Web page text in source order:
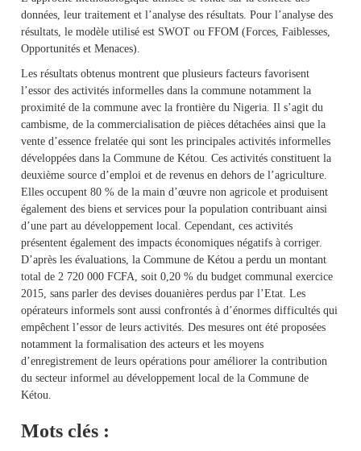
données, leur traitement et l’analyse des résultats. Pour l’analyse des
résultats, le modèle utilisé est SWOT ou FFOM (Forces, Faiblesses,
Opportunités et Menaces).
Les résultats obtenus montrent que plusieurs facteurs favorisent
l’essor des activités informelles dans la commune notamment la
proximité de la commune avec la frontière du Nigeria. Il s’agit du
cambisme, de la commercialisation de pièces détachées ainsi que la
vente d’essence frelatée qui sont les principales activités informelles
développées dans la Commune de Kétou. Ces activités constituent la
deuxième source d’emploi et de revenus en dehors de l’agriculture.
Elles occupent 80 % de la main d’œuvre non agricole et produisent
également des biens et services pour la population contribuant ainsi
d’une part au développement local. Cependant, ces activités
présentent également des impacts économiques négatifs à corriger.
D’après les évaluations, la Commune de Kétou a perdu un montant
total de 2 720 000 FCFA, soit 0,20 % du budget communal exercice
2015, sans parler des devises douanières perdus par l’Etat. Les
opérateurs informels sont aussi confrontés à d’énormes difficultés qui
empêchent l’essor de leurs activités. Des mesures ont été proposées
notamment la formalisation des acteurs et les moyens
d’enregistrement de leurs opérations pour améliorer la contribution
du secteur informel au développement local de la Commune de
Kétou.
Mots clés :